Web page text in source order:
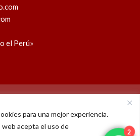
para una mejor experiencia.
acepta el uso de
el Perú»
YoutubeInstagram
X